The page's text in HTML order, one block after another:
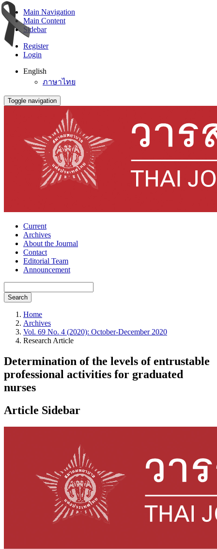
Main Navigation
Main Content
Sidebar
Register
Login
English
ภาษาไทย
Toggle navigation
Current
Archives
About the Journal
Contact
Editorial Team
Announcement
Search
Home
Archives
Vol. 69 No. 4 (2020): October-December 2020
Research Article
Determination of the levels of entrustable
professional activities for graduated
nurses
Article Sidebar